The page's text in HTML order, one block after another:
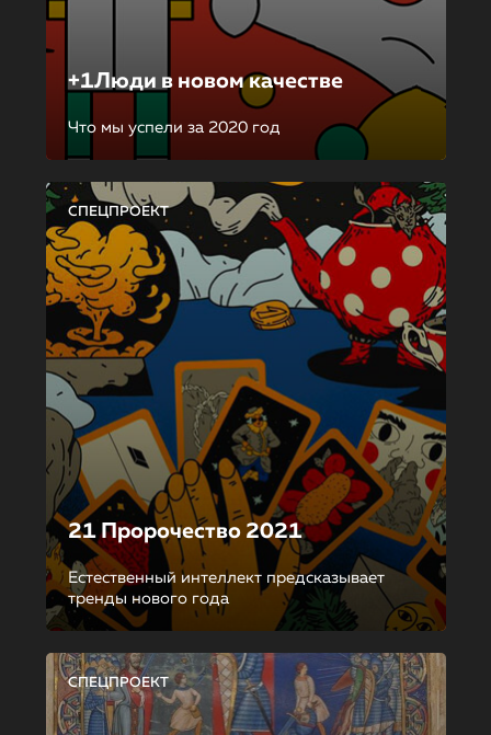
+1Люди в новом качестве
Что мы успели за 2020 год
СПЕЦПРОЕКТ
21 Пророчество 2021
Естественный интеллект предсказывает
тренды нового года
СПЕЦПРОЕКТ